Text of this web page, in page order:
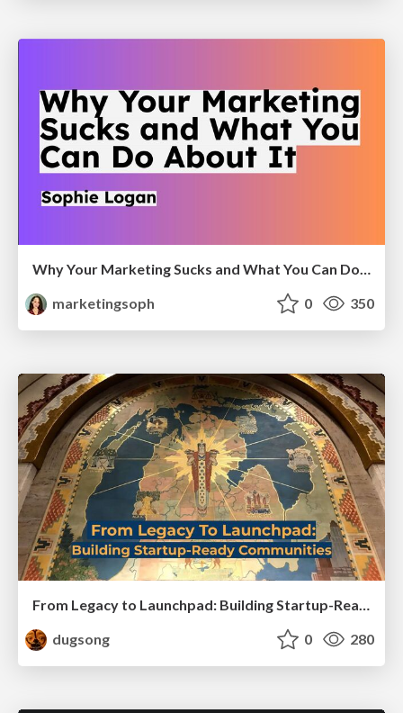
Why Your Marketing Sucks and What You Can Do About It - Sophie Logan
marketingsoph
0 350
dugsong
0 280